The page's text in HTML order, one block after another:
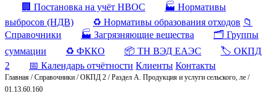
🏢 Постановка на учёт НВОС
🏭 Нормативы
выбросов (НДВ)
♻️ Нормативы образования отходов 📁
Справочники
🏭 Загрязняющие вещества
🗂️ Группы
суммации
♻️ ФККО 📦 ТН ВЭД ЕАЭС
🏷️ ОКПД
2
📅 Календарь отчётности Клиенты Контакты
Главная /Справочники /ОКПД 2 /Раздел A. Продукция и услуги сельского, ле /
01.13.60.160